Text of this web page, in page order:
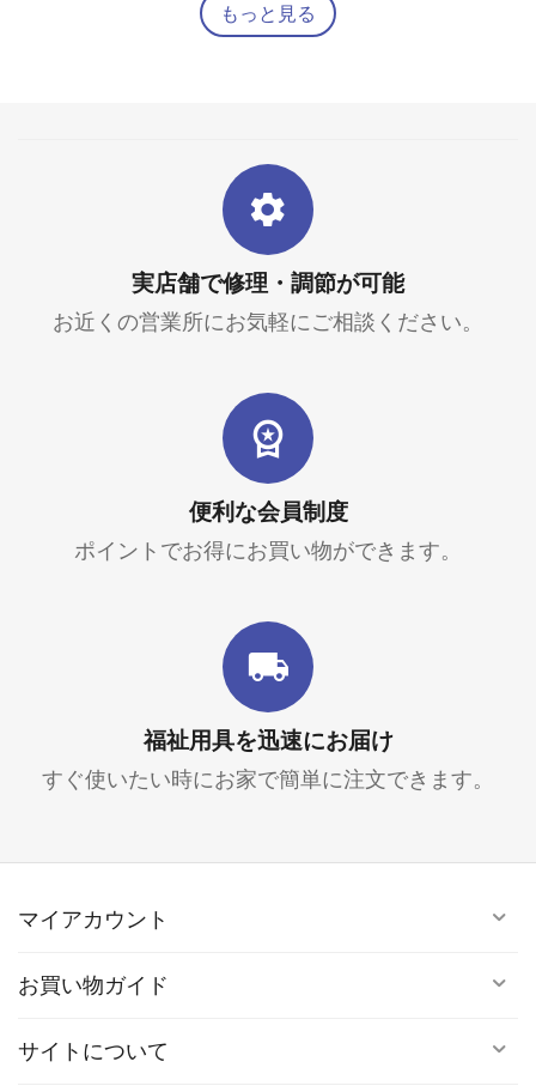
もっと見る
実店舗で修理・調節が可能
お近くの営業所にお気軽にご相談ください。
便利な会員制度
ポイントでお得にお買い物ができます。
福祉用具を迅速にお届け
すぐ使いたい時にお家で簡単に注文できます。
マイアカウント
お買い物ガイド
サイトについて